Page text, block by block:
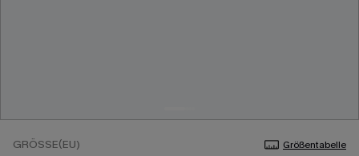
GRÖSSE(EU) Größentabelle